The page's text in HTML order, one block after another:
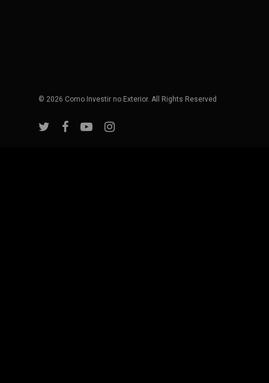
© 2026 Como Investir no Exterior. All Rights Reserved